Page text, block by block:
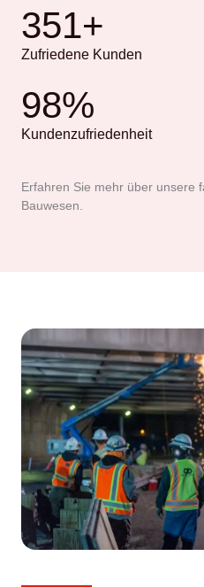
351+
Zufriedene Kunden
98%
Kundenzufriedenheit
Erfahren Sie mehr über unsere
Bauwesen.